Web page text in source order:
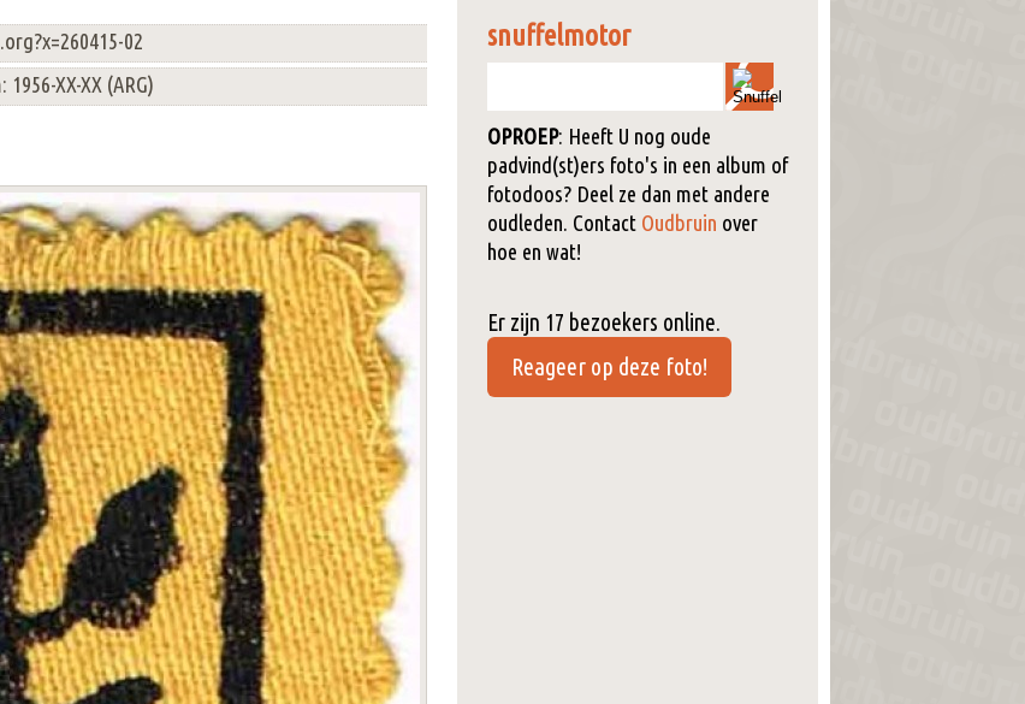
02
1956-XX-XX (ARG)
snuffelmotor
OPROEP: Heeft U nog oude
padvind(st)ers foto's in een album of
fotodoos? Deel ze dan met andere
oudleden. Contact Oudbruin over
hoe en wat!
Er zijn 17 bezoekers online.
Reageer op deze foto!